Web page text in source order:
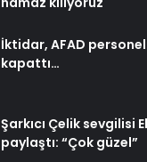
İktidar, AFAD
kapattı…
Şarkıcı Çelik sevgilisi
paylaştı: “Çok güzel”